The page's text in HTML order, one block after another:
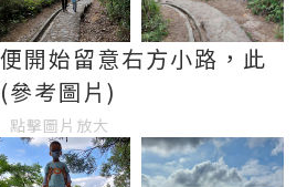
開始留意右方小路，此
參考圖片)
點擊圖片放大